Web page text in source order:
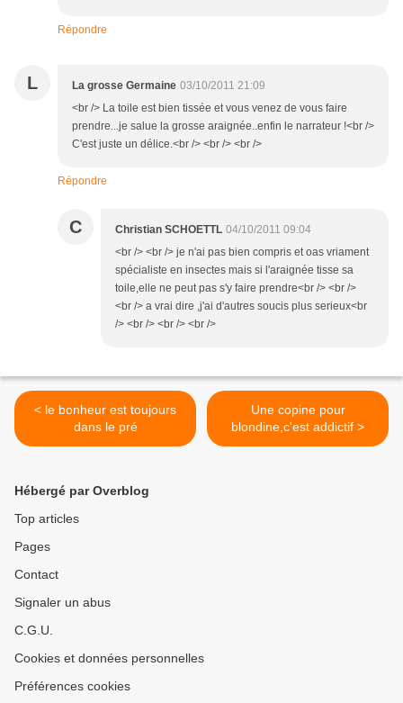
Répondre
L La grosse Germaine 03/10/2011 21:09
<br /> La toile est bien tissée et vous venez de vous faire
prendre...je salue la grosse araignée..enfin le narrateur !<br />
C'est juste un délice.<br /> <br /> <br />
Répondre
C Christian SCHOETTL 04/10/2011 09:04
<br /> <br /> je n'ai pas bien compris et oas vriament
spécialiste en insectes mais si l'araignée tisse sa
toile,elle ne peut pas s'y faire prendre<br /> <br />
<br /> a vrai dire ,j'ai d'autres soucis plus serieux<br
/> <br /> <br /> <br />
< le bonheur est toujours
dans le pré
Une copine pour
blondine,c'est addictif >
Hébergé par Overblog
Top articles
Pages
Contact
Signaler un abus
C.G.U.
Cookies et données personnelles
Préférences cookies